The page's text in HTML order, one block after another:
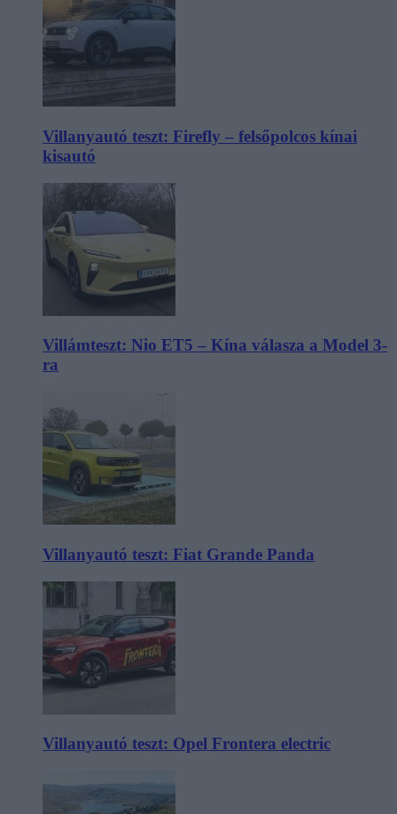
Villanyautó teszt: Firefly – felsőpolcos kínai
kisautó
Villámteszt: Nio ET5 – Kína válasza a Model 3-
ra
Villanyautó teszt: Fiat Grande Panda
Villanyautó teszt: Opel Frontera electric